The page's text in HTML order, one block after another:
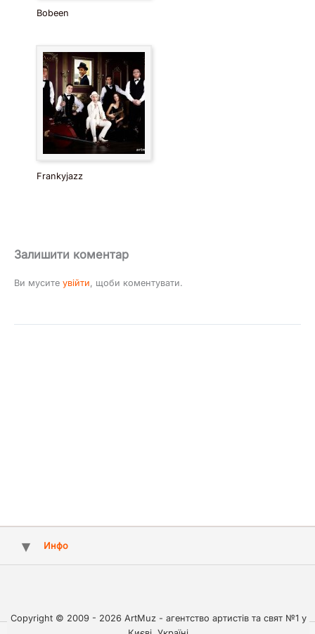
Bobeen
Frankyjazz
Залишити коментар
Ви мусите увійти, щоби коментувати.
Инфо
Copyright © 2009 - 2026 ArtMuz - агентство артистів та свят №1 у